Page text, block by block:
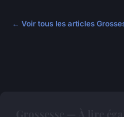
← Voir tous les articles